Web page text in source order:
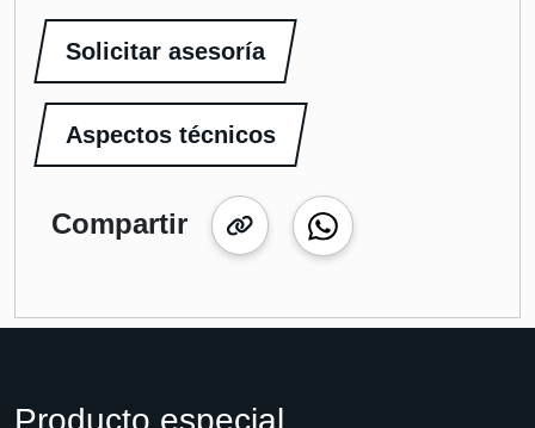
Solicitar asesoría
Aspectos técnicos
Compartir
Producto especial